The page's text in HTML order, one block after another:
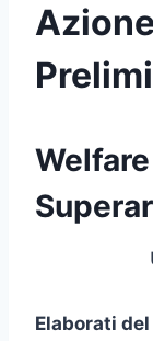
Elaborati